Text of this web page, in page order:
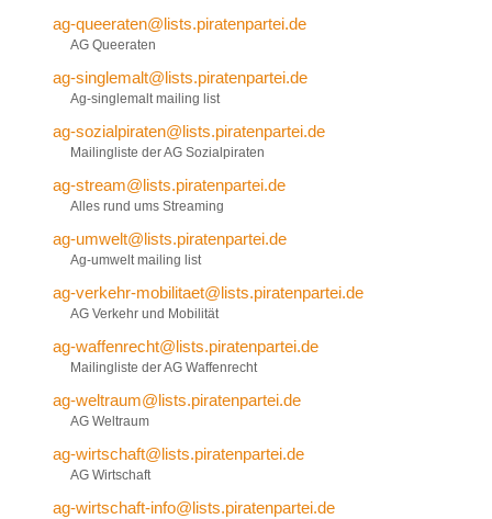
ag-queeraten@lists.piratenpartei.de
AG Queeraten
ag-singlemalt@lists.piratenpartei.de
Ag-singlemalt mailing list
ag-sozialpiraten@lists.piratenpartei.de
Mailingliste der AG Sozialpiraten
ag-stream@lists.piratenpartei.de
Alles rund ums Streaming
ag-umwelt@lists.piratenpartei.de
Ag-umwelt mailing list
ag-verkehr-mobilitaet@lists.piratenpartei.de
AG Verkehr und Mobilität
ag-waffenrecht@lists.piratenpartei.de
Mailingliste der AG Waffenrecht
ag-weltraum@lists.piratenpartei.de
AG Weltraum
ag-wirtschaft@lists.piratenpartei.de
AG Wirtschaft
ag-wirtschaft-info@lists.piratenpartei.de